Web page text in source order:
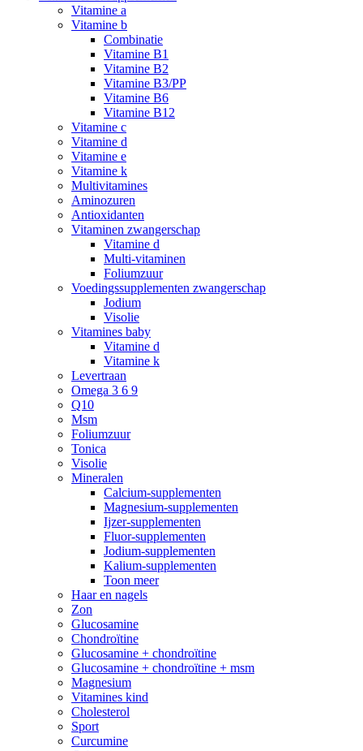
Vitamine a
Vitamine b
Combinatie
Vitamine B1
Vitamine B2
Vitamine B3/PP
Vitamine B6
Vitamine B12
Vitamine c
Vitamine d
Vitamine e
Vitamine k
Multivitamines
Aminozuren
Antioxidanten
Vitaminen zwangerschap
Vitamine d
Multi-vitaminen
Foliumzuur
Voedingssupplementen zwangerschap
Jodium
Visolie
Vitamines baby
Vitamine d
Vitamine k
Levertraan
Omega 3 6 9
Q10
Msm
Foliumzuur
Tonica
Visolie
Mineralen
Calcium-supplementen
Magnesium-supplementen
Ijzer-supplementen
Fluor-supplementen
Jodium-supplementen
Kalium-supplementen
Toon meer
Haar en nagels
Zon
Glucosamine
Chondroïtine
Glucosamine + chondroïtine
Glucosamine + chondroïtine + msm
Magnesium
Vitamines kind
Cholesterol
Sport
Curcumine